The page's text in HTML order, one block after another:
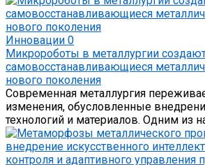
Инновации 0
Микророботы в металлургии
самовосстанавливающиеся
нового поколения
Современная металлургия
изменения, обусловленные
технологий и материалов. Одним из